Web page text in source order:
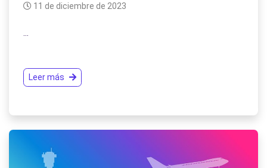
11 de diciembre de 2023
Leer más